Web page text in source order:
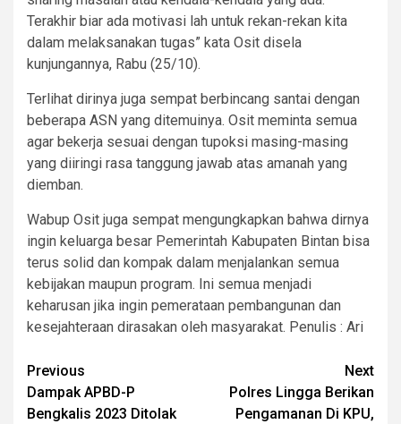
Terakhir biar ada motivasi lah untuk rekan-rekan kita
dalam melaksanakan tugas” kata Osit disela
kunjungannya, Rabu (25/10).
Terlihat dirinya juga sempat berbincang santai dengan
beberapa ASN yang ditemuinya. Osit meminta semua
agar bekerja sesuai dengan tupoksi masing-masing
yang diiringi rasa tanggung jawab atas amanah yang
diemban.
Wabup Osit juga sempat mengungkapkan bahwa dirnya
ingin keluarga besar Pemerintah Kabupaten Bintan bisa
terus solid dan kompak dalam menjalankan semua
kebijakan maupun program. Ini semua menjadi
keharusan jika ingin pemerataan pembangunan dan
kesejahteraan dirasakan oleh masyarakat. Penulis : Ari
Post
navigation
Previous
Dampak APBD-P
Bengkalis 2023 Ditolak
Next
Polres Lingga Berikan
Pengamanan Di KPU,